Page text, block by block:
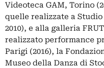
Videoteca GAM, Torino
quelle realizzate a Studio
2010), e alla galleria
realizzato performance
Parigi (2016), la
Museo della Danza di